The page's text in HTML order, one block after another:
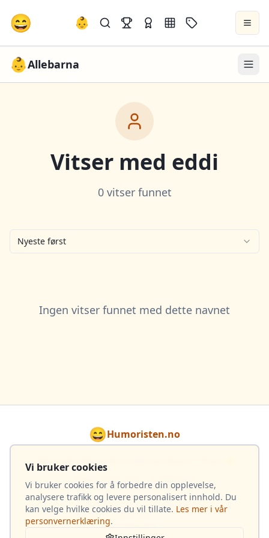
😄 👶
👶Allebarna
Vitser med eddi
0 vitser funnet
Nyeste først
Ingen vitser funnet med dette navnet
😄Humoristen.no
Gjør hver dag lysere med en dose humor! 🌟
Totalt 4 033 vitser i samlingen
Om oss
Kontakt oss
Vi bruker cookies
Vi bruker cookies for å forbedre din opplevelse,
analysere trafikk og levere personalisert innhold. Du
kan velge hvilke cookies du vil tillate. Les mer i vår
personvernerklæring.